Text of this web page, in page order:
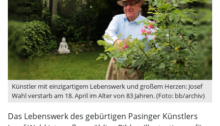
Künstler mit einzigartigem Lebenswerk und großem Herzen: Josef
Wahl verstarb am 18. April im Alter von 83 Jahren. (Foto: bb/archiv)
Das Lebenswerk des gebürtigen Pasinger Künstlers